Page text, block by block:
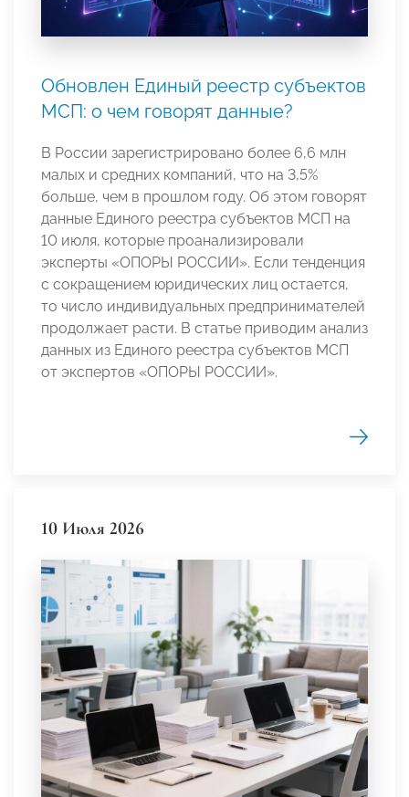
Обновлен Единый реестр субъектов
МСП: о чем говорят данные?
В России зарегистрировано более 6,6 млн
малых и средних компаний, что на 3,5%
больше, чем в прошлом году. Об этом говорят
данные Единого реестра субъектов МСП на
10 июля, которые проанализировали
эксперты «ОПОРЫ РОССИИ». Если тенденция
с сокращением юридических лиц остается,
то число индивидуальных предпринимателей
продолжает расти. В статье приводим анализ
данных из Единого реестра субъектов МСП
от экспертов «ОПОРЫ РОССИИ».
10 Июля 2026